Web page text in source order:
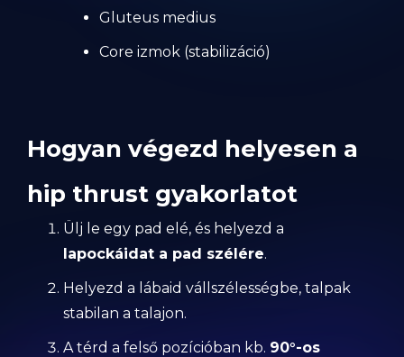
Gluteus medius
Core izmok (stabilizáció)
Hogyan végezd helyesen a
hip thrust gyakorlatot
Ülj le egy pad elé, és helyezd a
lapockáidat a pad szélére.
Helyezd a lábaid vállszélességbe, talpak
stabilan a talajon.
A térd a felső pozícióban kb. 90°-os